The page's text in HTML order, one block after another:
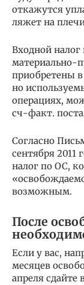
откажутся
ляжет на
Входной
материально-
приобретены
но
операциях,
сч-факт.
Согласно
сентября 2011
налог по ОС,
возможным.
После
Если у вас,
месяцев
апреля